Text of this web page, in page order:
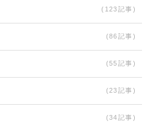
(123記事)
(86記事)
(55記事)
(23記事)
(34記事)